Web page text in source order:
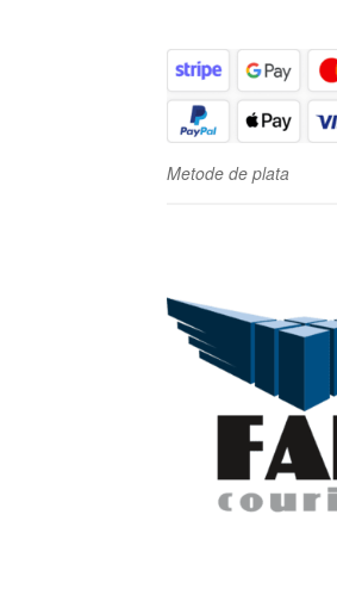
Metode de plata